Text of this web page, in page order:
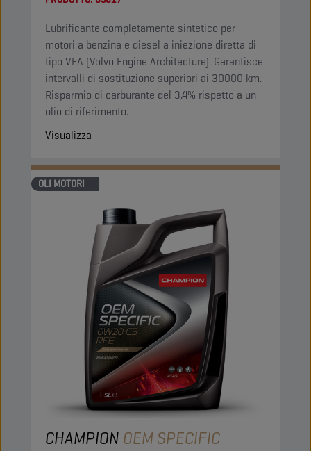
Lubrificante completamente sintetico per
motori a benzina e diesel a iniezione diretta di
tipo VEA (Volvo Engine Architecture). Garantisce
intervalli di sostituzione superiori ai 30000 km.
Risparmio di carburante del 3,4% rispetto a un
olio di riferimento.
Visualizza
OLI MOTORI
CHAMPION OEM SPECIFIC